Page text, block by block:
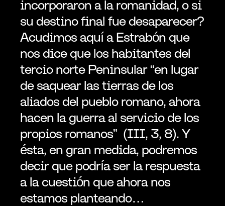
incorporaron a la romanidad, o si
su destino final fue desaparecer?
Acudimos aquí a Estrabón que
nos dice que los habitantes del
tercio norte Peninsular “en lugar
de saquear las tierras de los
aliados del pueblo romano, ahora
hacen la guerra al servicio de los
propios romanos”  (III, 3, 8). Y
ésta, en gran medida, podremos
decir que podría ser la respuesta
a la cuestión que ahora nos
estamos planteando…